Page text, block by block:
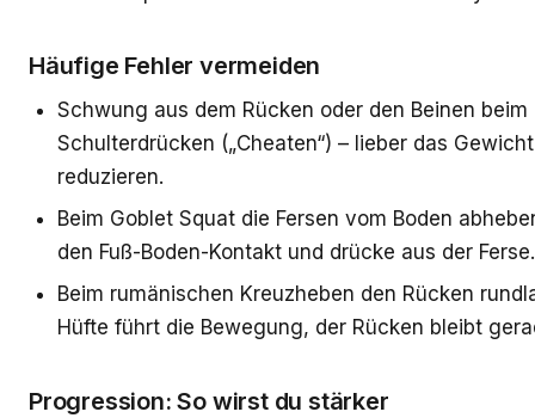
Häufige Fehler vermeiden
Schwung aus dem Rücken oder den Beinen beim
Schulterdrücken („Cheaten“) – lieber das Gewicht
reduzieren.
Beim Goblet Squat die Fersen vom Boden
den Fuß-Boden-Kontakt und drücke aus der Ferse.
Beim rumänischen Kreuzheben den Rücken
Hüfte führt die Bewegung, der Rücken bleibt
Progression: So wirst du stärker